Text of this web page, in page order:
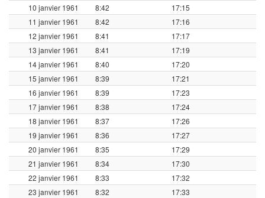
10 janvier 1961 8:42
17:15
11 janvier 1961
8:42
17:16
12 janvier 1961
8:41
17:17
13 janvier 1961
8:41
17:19
14 janvier 1961
8:40
17:20
15 janvier 1961
8:39
17:21
16 janvier 1961
8:39
17:23
17 janvier 1961
8:38
17:24
18 janvier 1961
8:37
17:26
19 janvier 1961
8:36
17:27
20 janvier 1961
8:35
17:29
21 janvier 1961
8:34
17:30
22 janvier 1961
8:33
17:32
23 janvier 1961
8:32
17:33